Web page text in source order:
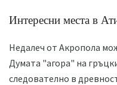
Интересни места в
Недалеч от Акропола
Думата "агора" на
следователно в